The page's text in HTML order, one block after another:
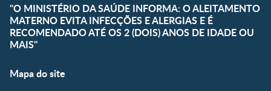
"O MINISTÉRIO DA SAÚDE INFORMA: O ALEITAMENTO
MATERNO EVITA INFECÇÕES E ALERGIAS E É
RECOMENDADO ATÉ OS 2 (DOIS) ANOS DE IDADE OU
MAIS"
Mapa do site